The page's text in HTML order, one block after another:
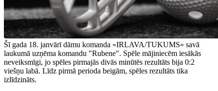
Šī gada 18. janvārī dāmu komanda «IRLAVA/TUKUMS» savā
laukumā uzņēma komandu "Rubene". Spēle mājiniecēm iesākās
neveiksmīgi, jo spēles pirmajās divās minūtēs rezultāts bija 0:2
viešņu labā. Līdz pirmā perioda beigām, spēles rezultāts tika
izlīdzināts.